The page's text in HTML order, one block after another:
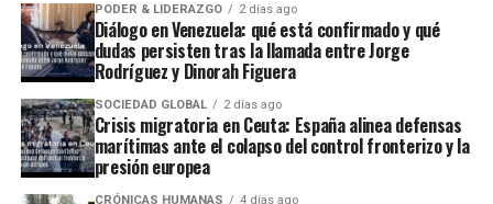
PODER & LIDERAZGO 2 días ago
Diálogo en Venezuela: qué está confirmado y qué
dudas persisten tras la llamada entre Jorge
Rodríguez y Dinorah Figuera
SOCIEDAD GLOBAL 2 días ago
Crisis migratoria en Ceuta: España alinea defensas
marítimas ante el colapso del control fronterizo y la
presión europea
CRÓNICAS HUMANAS 4 días ago